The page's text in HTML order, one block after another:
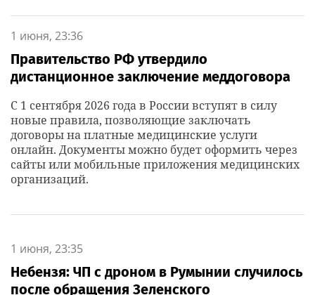
1 июня, 23:36
Правительство РФ утвердило
дистанционное заключение меддоговора
С 1 сентября 2026 года в России вступят в силу
новые правила, позволяющие заключать
договоры на платные медицинские услуги
онлайн. Документы можно будет оформить через
сайты или мобильные приложения медицинских
организаций.
1 июня, 23:35
Небензя: ЧП с дроном в Румынии случилось
после обращения Зеленского